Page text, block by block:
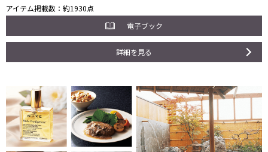
アイテム掲載数
約1930点
電子ブック
詳細を見る